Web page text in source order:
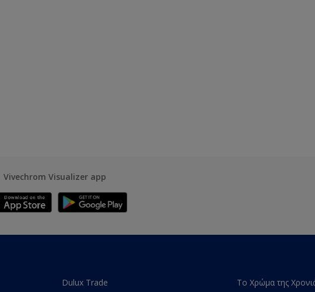
Vivechrom Visualizer app
Dulux Trade
Το Χρώμα της